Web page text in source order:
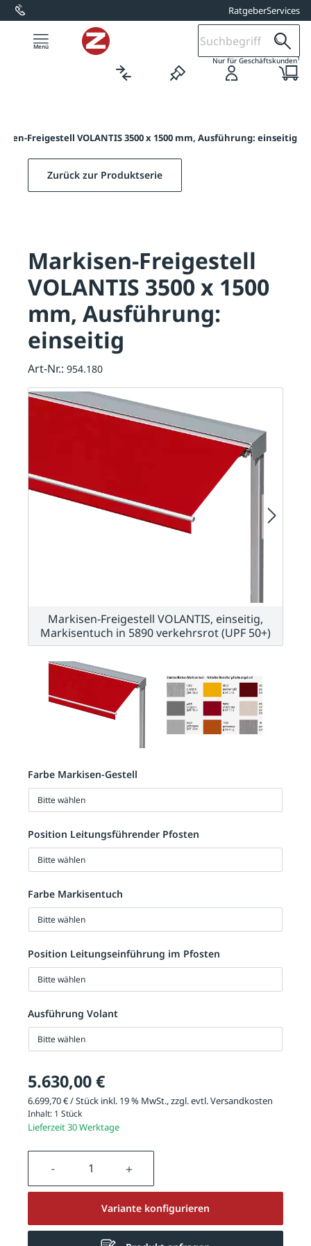
springen RatgeberServices
Nur für Geschäftskunden1
Freigestell VOLANTIS 3500 x 1500 mm, Ausführung: einseitig
Farbe Markisen-Gestell
Bitte wählen
Position Leitungsführender Pfosten
Bitte wählen
Farbe Markisentuch
Bitte wählen
Position Leitungseinführung im Pfosten
Bitte wählen
Ausführung Volant
Bitte wählen
5.630,00 €
6.699,70 € / Stück inkl. 19 % MwSt., zzgl. evtl.Versandkosten
Inhalt: 1 Stück
Lieferzeit 30 Werktage
Produkt Anzahl: Gib den
Variante konfigurieren
Zurück zur Produktserie
Markisen-Freigestell
VOLANTIS 3500 x 1500
mm, Ausführung:
einseitig
Art-Nr.: 954.180
Markisen-Freigestell VOLANTIS, einseitig,
Markisentuch in 5890 verkehrsrot (UPF 50+)